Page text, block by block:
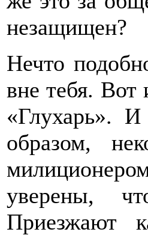
незащищен?
Нечто
вне тебя.
«Глухарь». И
образом,
уверены,
Приезжают